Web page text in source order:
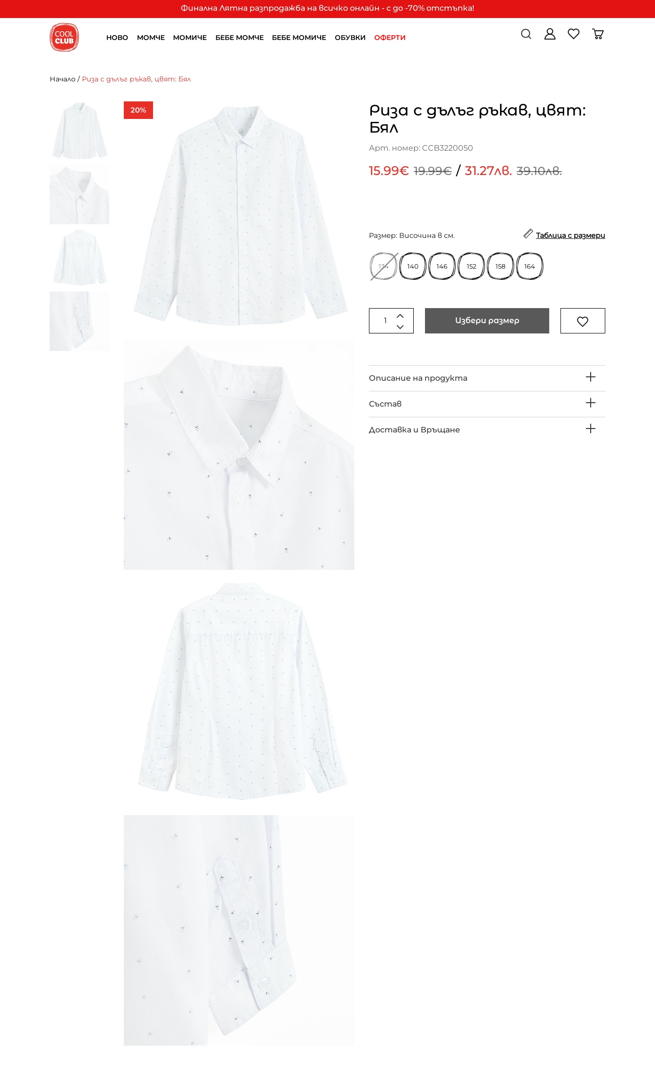
Финална Лятна разпродажба на всичко онлайн - с до -70% отстъпка!
НОВО МОМЧЕ МОМИЧЕ БЕБЕ МОМЧЕ БЕБЕ МОМИЧЕ ОБУВКИ ОФЕРТИ
Начало / Риза с дълъг ръкав, цвят: Бял
20%
Риза с дълъг ръкав, цвят:
Бял
Арт. номер: CCB3220050
15.99€ 19.99€ / 31.27лв. 39.10лв.
Размер: Височина в см. Таблица с размери
134 140 146 152 158 164
Избери размер
Описание на продукта
Състав
Доставка и Връщане